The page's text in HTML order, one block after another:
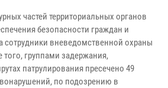
частей территориальных органов
безопасности граждан и
сотрудники вневедомственной охраны
группами задержания,
патрулирования пресечено 49
по подозрению в